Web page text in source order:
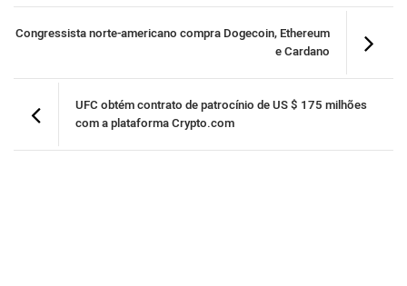
Congressista norte-americano compra Dogecoin, Ethereum
e Cardano
UFC obtém contrato de patrocínio de US $ 175 milhões
com a plataforma Crypto.com